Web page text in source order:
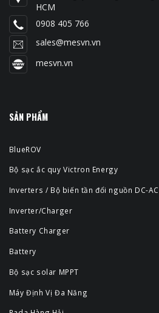
HCM
0908 405 766
sales@mesvn.vn
mesvn.vn
SẢN PHẨM
BlueROV
Bộ sạc ắc quy Victron Energy
Inverters / Bộ biến tần đổi nguồn DC-AC
Inverter/Charger
Battery Charger
Battery
Bộ sạc solar MPPT
Máy Định Vị Đa Năng